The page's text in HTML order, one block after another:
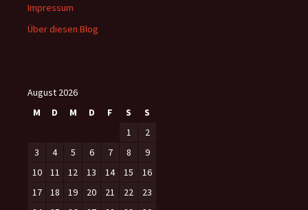
Impressum
Über diesen Blog
August 2026
M
D M D F S
S
1
2
3
4 5 6 7 8
9
10
11 12 13 14 15
16
17
18 19 20 21 22
23